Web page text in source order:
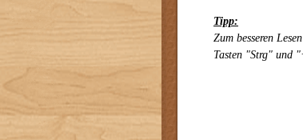
Tipp:
Zum besseren
Tasten "Strg" und